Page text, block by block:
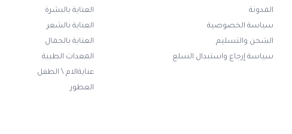
المدونة
سياسة الخصوصية
الشحن والتسليم
سياسة إرجاع واستبدال السلع
العناية بالبشرة
العناية بالشعر
العناية بالجمال
المعدات الطبية
عنايةالام \ الطفل
العطور